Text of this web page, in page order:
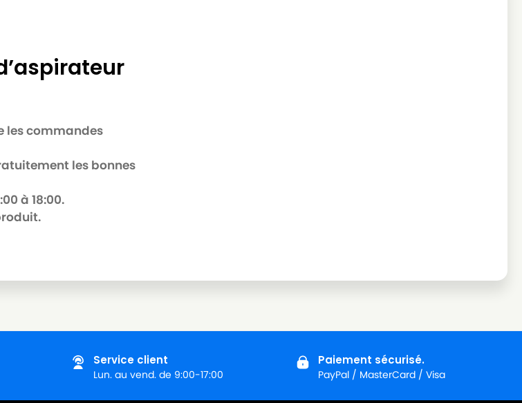
les commandes
les bonnes
à 18:00.
Service client
Lun. au vend. de 9:00-17:00
Paiement sécurisé.
PayPal / MasterCard / Visa